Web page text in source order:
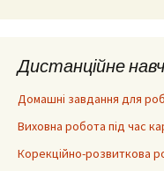
Дистанційне
Домашні завдання для
Виховна робота під час
Корекційно-розвиткова